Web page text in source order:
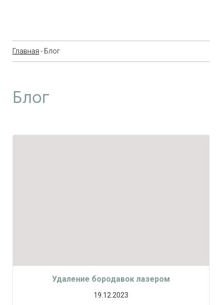
Главная - Блог
Блог
Удаление бородавок лазером
19.12.2023